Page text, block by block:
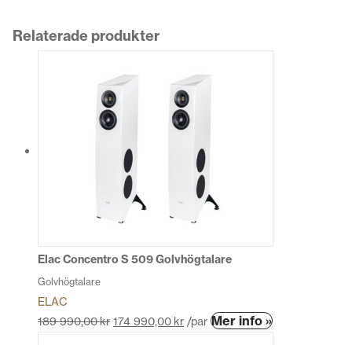
Relaterade produkter
Elac Concentro S 509 Golvhögtalare
Golvhögtalare
ELAC
189 990,00kr 174 990,00 kr /par Mer info »Den